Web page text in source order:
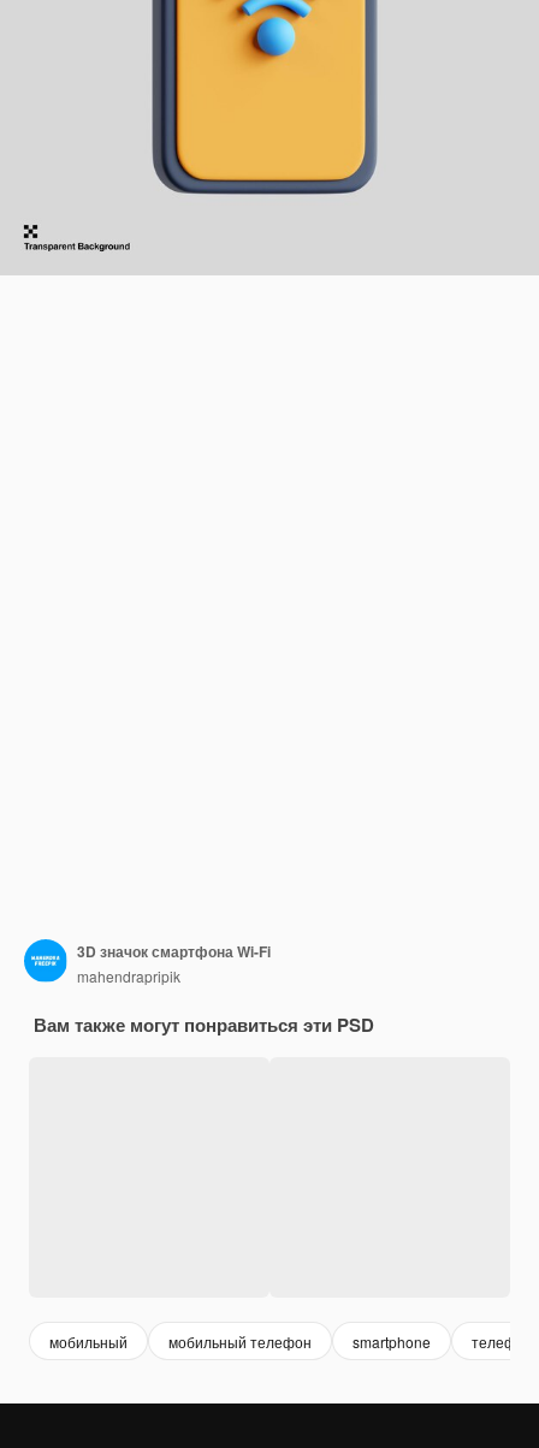
3D значок смартфона Wi-Fi
mahendrapripik
Вам также могут понравиться эти PSD
мобильный мобильный телефон smartphone телефон